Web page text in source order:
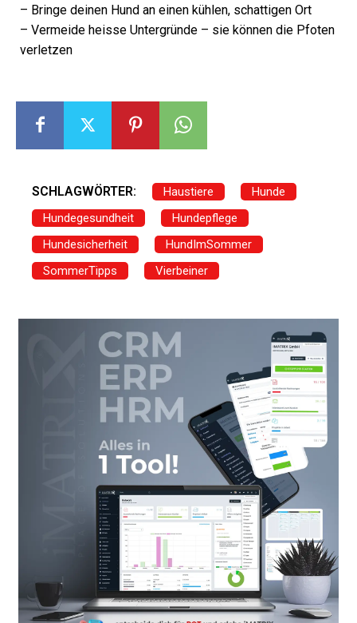
– Bringe deinen Hund an einen kühlen, schattigen Ort
– Vermeide heisse Untergründe – sie können die Pfoten
verletzen
SCHLAGWÖRTER: Haustiere
Hunde
Hundegesundheit
Hundepflege
Hundesicherheit
HundImSommer
SommerTipps
Vierbeiner